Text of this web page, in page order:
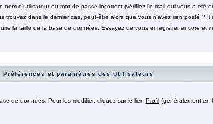
d'utilisateur ou mot de passe incorrect (vérifiez l'e-mail qui vous a été
trouvez dans le dernier cas, peut-être alors que vous n'avez rien posté ? Il
la taille de la base de données. Essayez de vous enregistrer encore et
Préférences et paramètres des Utilisateurs
de données. Pour les modifier, cliquez sur le lien Profil(généralement en